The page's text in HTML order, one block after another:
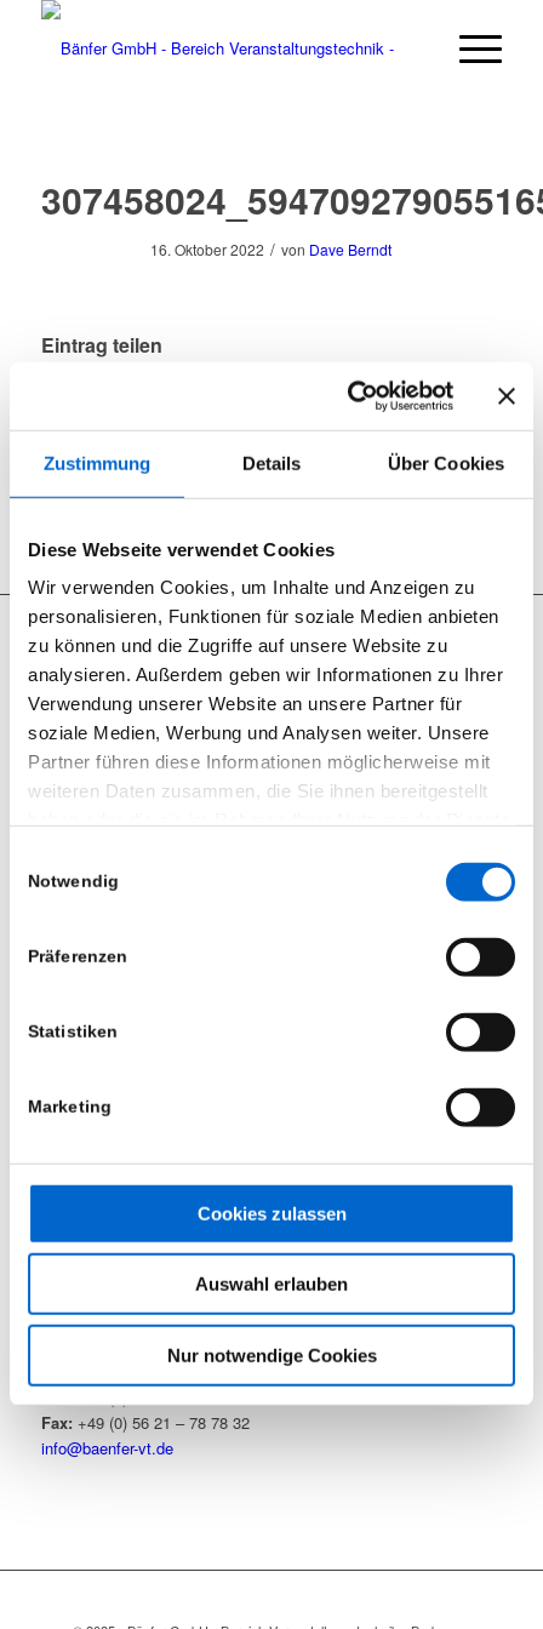
Zustimmung Details Über Cookies
Diese Webseite verwendet Cookies
Wir verwenden Cookies, um Inhalte und Anzeigen zu
personalisieren, Funktionen für soziale Medien anbieten
zu können und die Zugriffe auf unsere Website zu
analysieren. Außerdem geben wir Informationen zu Ihrer
Verwendung unserer Website an unsere Partner für
soziale Medien, Werbung und Analysen weiter. Unsere
Partner führen diese Informationen möglicherweise mit
weiteren Daten zusammen, die Sie ihnen bereitgestellt
Notwendig
Präferenzen
Statistiken
Marketing
Cookies zulassen
Auswahl erlauben
Nur notwendige Cookies
16. Oktober 2022 / von Dave Berndt
Eintrag teilen
Seit 2012 sind wir begeisterter RCF User.
RCF Produkte können Sie bei uns nicht nur mieten, wir bieten
ebenfalls den Support und den Vertrieb.
Montag bis Freitag
nach Vereinbarung
Mietpark (geschützter Bereich)
KONTAKT
Bänfer GmbH – Bereich Veranstaltungstechnik
Industriegebiet
Zum Wolfhagen 9
34537 Bad Wildungen
Fax: +49 (0) 56 21 – 78 78 32
info@baenfer-vt.de